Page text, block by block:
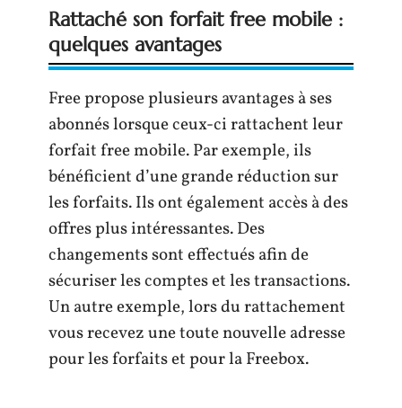
Rattaché son forfait free mobile :
quelques avantages
Free propose plusieurs avantages à ses
abonnés lorsque ceux-ci rattachent leur
forfait free mobile. Par exemple, ils
bénéficient d’une grande réduction sur
les forfaits. Ils ont également accès à des
offres plus intéressantes. Des
changements sont effectués afin de
sécuriser les comptes et les transactions.
Un autre exemple, lors du rattachement
vous recevez une toute nouvelle adresse
pour les forfaits et pour la Freebox.